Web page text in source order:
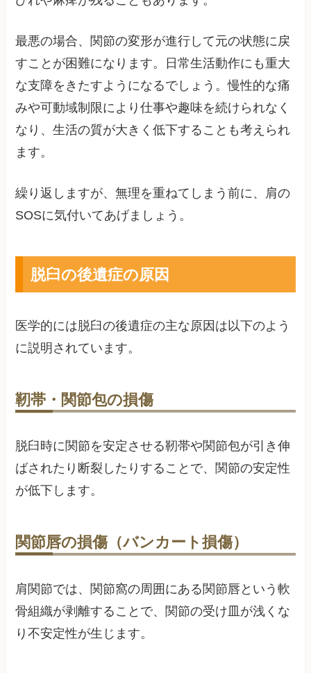
最悪の場合、関節の変形が進行して元の状態に戻
すことが困難になります。日常生活動作にも重大
な支障をきたすようになるでしょう。慢性的な痛
みや可動域制限により仕事や趣味を続けられなく
なり、生活の質が大きく低下することも考えられ
ます。
繰り返しますが、無理を重ねてしまう前に、肩の
SOSに気付いてあげましょう。
脱臼の後遺症の原因
医学的には脱臼の後遺症の主な原因は以下のよう
に説明されています。
靭帯・関節包の損傷
脱臼時に関節を安定させる靭帯や関節包が引き伸
ばされたり断裂したりすることで、関節の安定性
が低下します。
関節唇の損傷（バンカート損傷）
肩関節では、関節窩の周囲にある関節唇という軟
骨組織が剥離することで、関節の受け皿が浅くな
り不安定性が生じます。